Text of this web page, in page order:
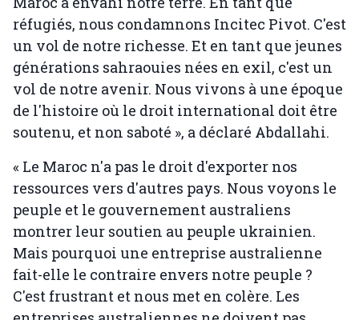
réfugiés, nous condamnons Incitec Pivot. C'est
un vol de notre richesse. Et en tant que jeunes
générations sahraouies nées en exil, c'est un
vol de notre avenir. Nous vivons à une époque
de l'histoire où le droit international doit être
soutenu, et non saboté », a déclaré Abdallahi.
« Le Maroc n'a pas le droit d'exporter nos
ressources vers d'autres pays. Nous voyons le
peuple et le gouvernement australiens
montrer leur soutien au peuple ukrainien.
Mais pourquoi une entreprise australienne
fait-elle le contraire envers notre peuple ?
C'est frustrant et nous met en colère. Les